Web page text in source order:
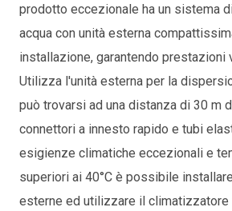
prodotto eccezionale ha un sistema
acqua con unità esterna
installazione, garantendo prestazioni
Utilizza l'unità esterna per la
può trovarsi ad una distanza di 30 m
connettori a innesto rapido e tubi
esigienze climatiche eccezionali e
superiori ai 40°C è possibile
esterne ed utilizzare il climatizzatore